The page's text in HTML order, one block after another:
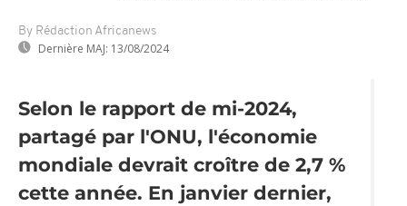
By Rédaction Africanews
Dernière MAJ: 13/08/2024
Selon le rapport de mi-2024,
partagé par l'ONU, l'économie
mondiale devrait croître de 2,7 %
cette année. En janvier dernier,